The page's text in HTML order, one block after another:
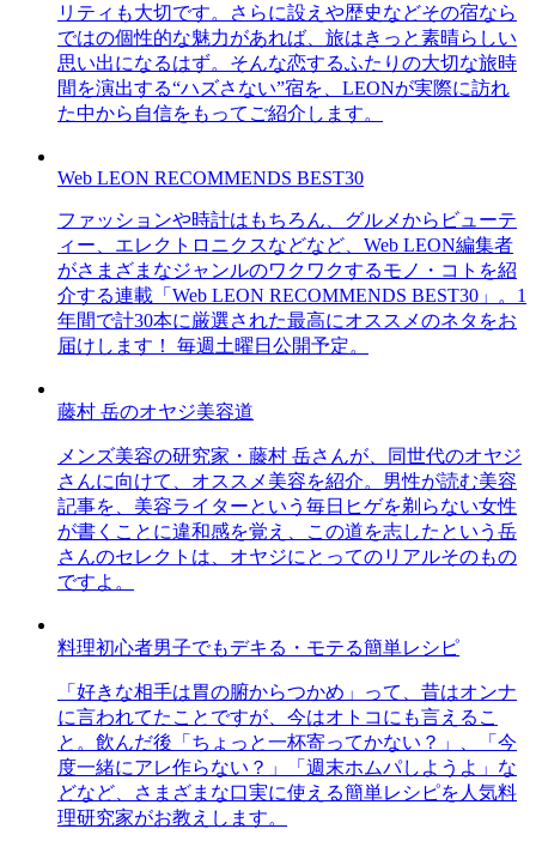
リティも大切です。さらに設えや歴史などその宿なら
ではの個性的な魅力があれば、旅はきっと素晴らしい
思い出になるはず。そんな恋するふたりの大切な旅時
間を演出する“ハズさない”宿を、LEONが実際に訪れ
た中から自信をもってご紹介します。
Web LEON RECOMMENDS BEST30
ファッションや時計はもちろん、グルメからビューテ
ィー、エレクトロニクスなどなど、Web LEON編集者
がさまざまなジャンルのワクワクするモノ・コトを紹
介する連載「Web LEON RECOMMENDS BEST30」。1
年間で計30本に厳選された最高にオススメのネタをお
届けします！ 毎週土曜日公開予定。
藤村 岳のオヤジ美容道
メンズ美容の研究家・藤村 岳さんが、同世代のオヤジ
さんに向けて、オススメ美容を紹介。男性が読む美容
記事を、美容ライターという毎日ヒゲを剃らない女性
が書くことに違和感を覚え、この道を志したという岳
さんのセレクトは、オヤジにとってのリアルそのもの
ですよ。
料理初心者男子でもデキる・モテる簡単レシピ
「好きな相手は胃の腑からつかめ」って、昔はオンナ
に言われてたことですが、今はオトコにも言えるこ
と。飲んだ後「ちょっと一杯寄ってかない？」、「今
度一緒にアレ作らない？」「週末ホムパしようよ」な
どなど、さまざまな口実に使える簡単レシピを人気料
理研究家がお教えします。